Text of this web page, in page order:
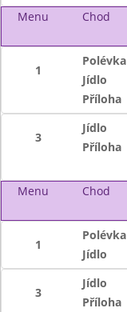
Menu
Chod
1
Polévka
Jídlo
Příloha
3
Jídlo
Příloha
Menu
Chod
1
Polévka
Jídlo
3
Jídlo
Příloha